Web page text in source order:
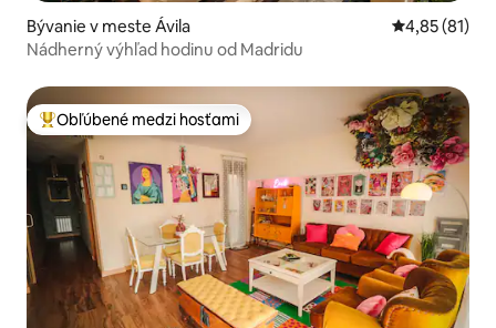
Bývanie v meste Ávila‎ Priemerné
4,85 (81)
Nádherný výhľad hodinu od Madridu
Najobľúbenejšie medzi hosťami
Obľúbené medzi hosťami